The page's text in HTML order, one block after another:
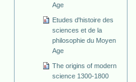
Age
Etudes d'histoire des
sciences et de la
philosophie du Moyen
Age
The origins of modern
science 1300-1800